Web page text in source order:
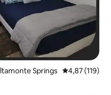
Springs Средна
4,87 (119)